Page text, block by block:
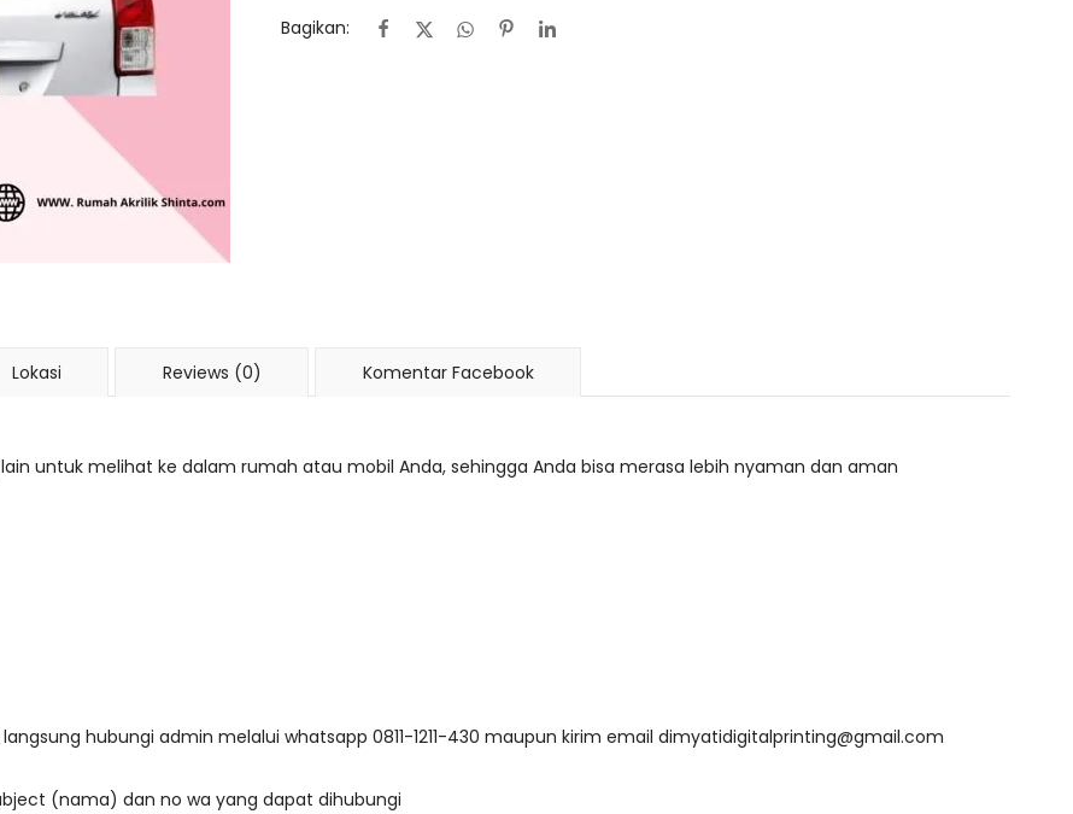
Bagikan:
Lokasi Reviews (0) Komentar Facebook
untuk melihat ke dalam rumah atau mobil Anda, sehingga Anda bisa merasa lebih nyaman dan aman
hubungi admin melalui whatsapp 0811-1211-430 maupun kirim email dimyatidigitalprinting@gmail.com
(nama) dan no wa yang dapat dihubungi